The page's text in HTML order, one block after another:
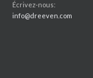
Écrivez-nous:
info@dreeven.com